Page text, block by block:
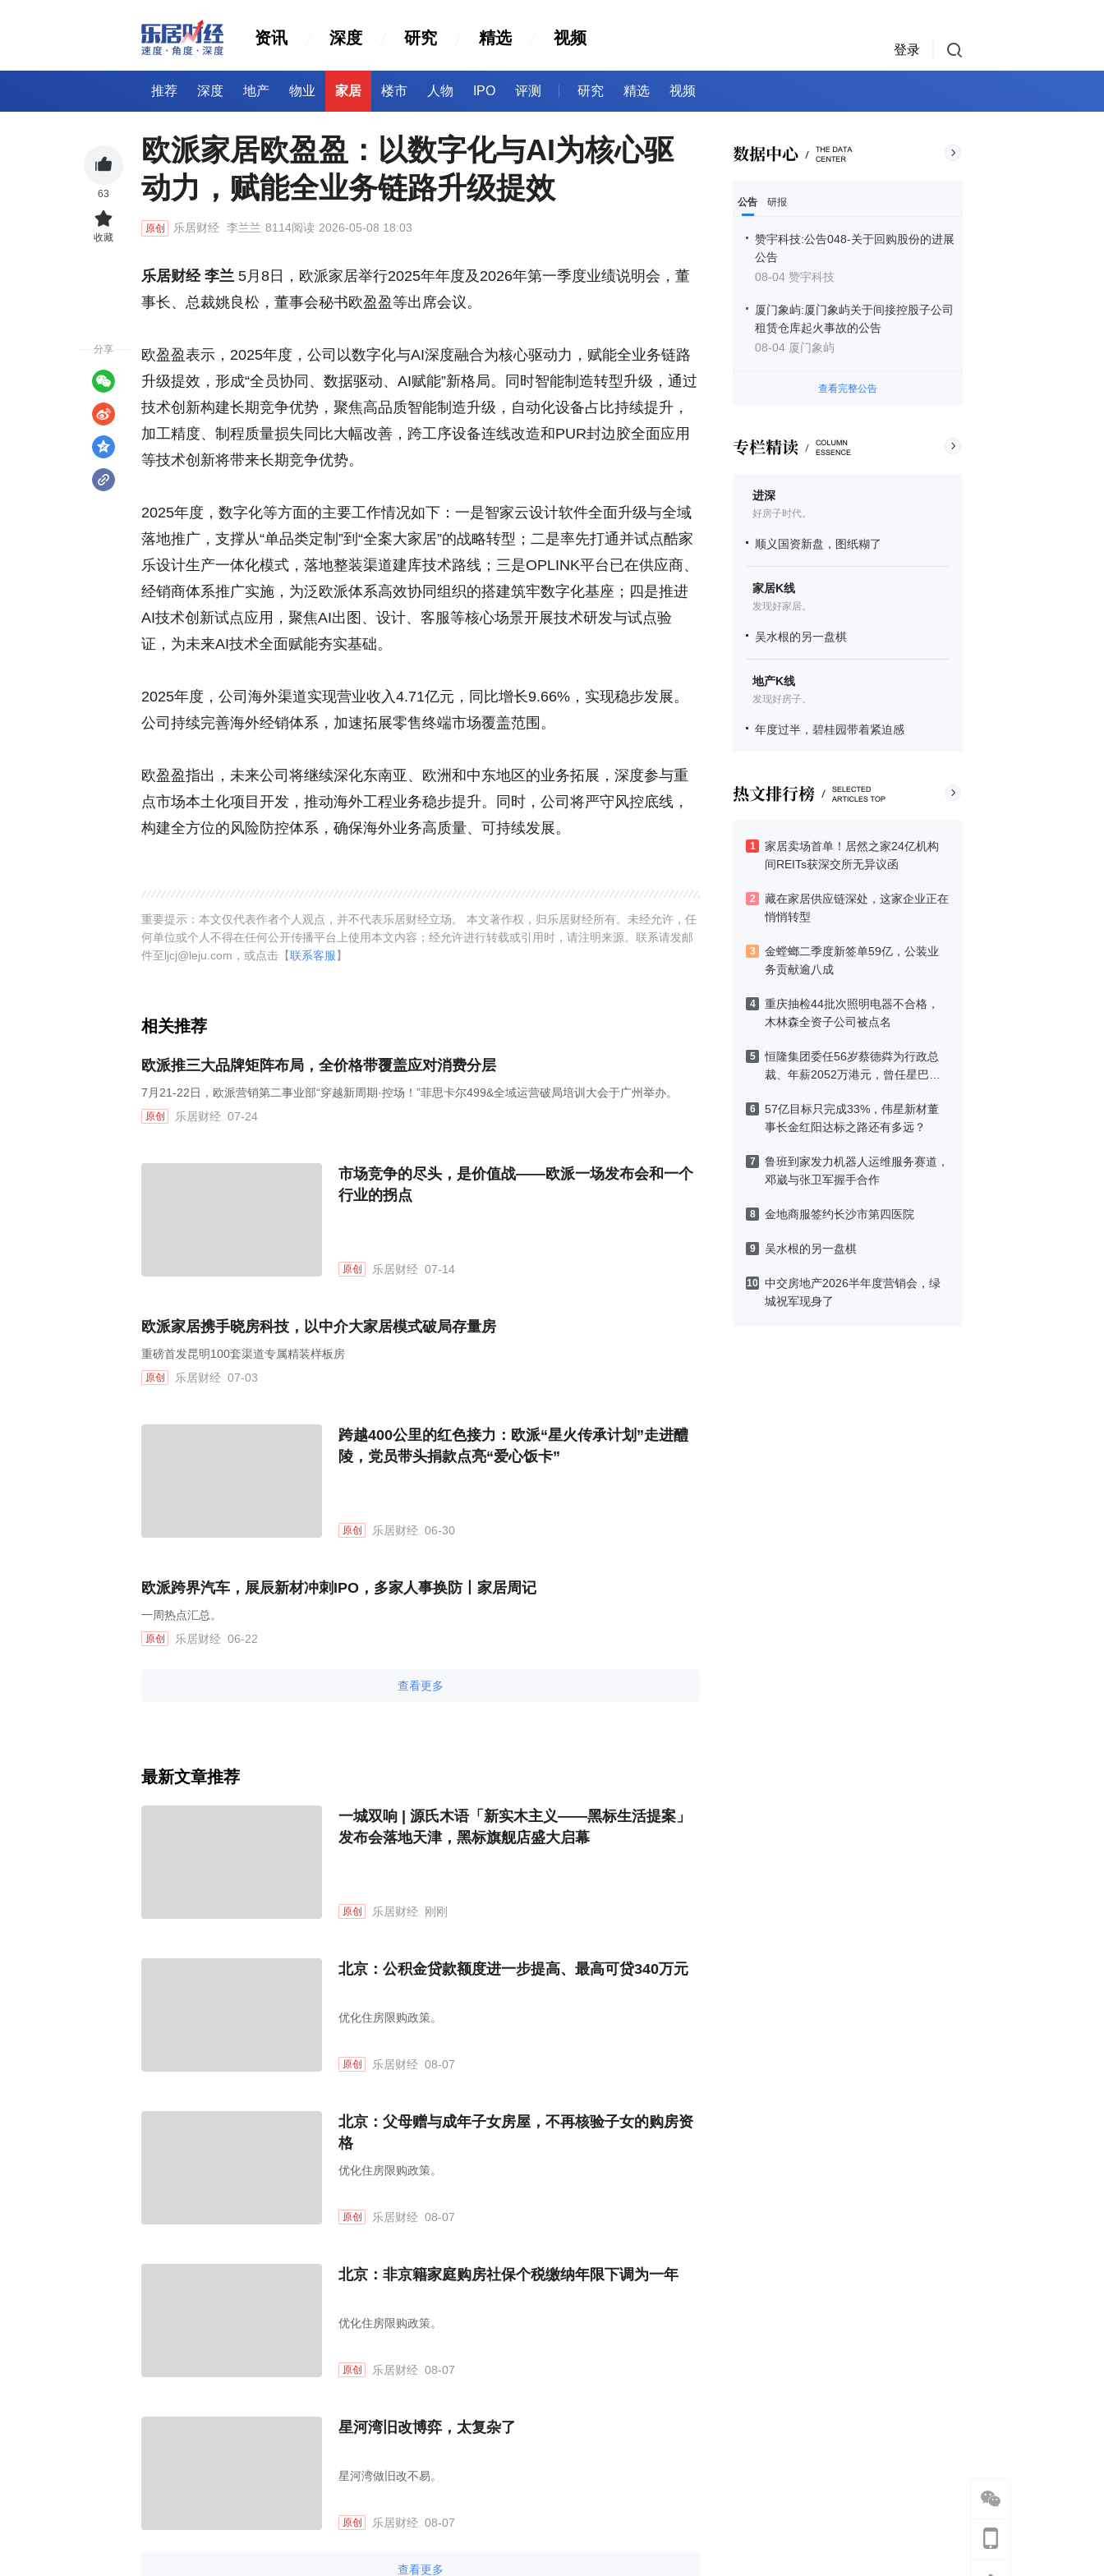
资讯 深度 研究 精选 视频
登录
推荐 深度 地产 物业 家居 楼市 人物 IPO 评测 研究 精选 视频
公告 研报
赞宇科技:公告048-关于回购股份的进展
公告
08-04 赞宇科技
厦门象屿:厦门象屿关于间接控股子公司
租赁仓库起火事故的公告
08-04 厦门象屿
查看完整公告
进深
好房子时代。
顺义国资新盘，图纸糊了
家居K线
发现好家居。
吴水根的另一盘棋
地产K线
发现好房子。
年度过半，碧桂园带着紧迫感
1
家居卖场首单！居然之家24亿机构
间REITs获深交所无异议函
2
藏在家居供应链深处，这家企业正在
悄悄转型
3
金螳螂二季度新签单59亿，公装业
务贡献逾八成
4
重庆抽检44批次照明电器不合格，
木林森全资子公司被点名
5
恒隆集团委任56岁蔡德粦为行政总
裁、年薪2052万港元，曾任星巴克
6
57亿目标只完成33%，伟星新材董
事长金红阳达标之路还有多远？
7
鲁班到家发力机器人运维服务赛道，
邓崴与张卫军握手合作
8 金地商服签约长沙市第四医院
9 吴水根的另一盘棋
10 中交房地产2026半年度营销会，绿
城祝军现身了
欧派家居欧盈盈：以数字化与AI为核心驱
动力，赋能全业务链路升级提效
原创 乐居财经 李兰兰 8114阅读 2026-05-08 18:03
乐居财经 李兰 5月8日，欧派家居举行2025年年度及2026年第一季度业绩说明会，董
事长、总裁姚良松，董事会秘书欧盈盈等出席会议。
欧盈盈表示，2025年度，公司以数字化与AI深度融合为核心驱动力，赋能全业务链路
升级提效，形成“全员协同、数据驱动、AI赋能”新格局。同时智能制造转型升级，通过
技术创新构建长期竞争优势，聚焦高品质智能制造升级，自动化设备占比持续提升，
加工精度、制程质量损失同比大幅改善，跨工序设备连线改造和PUR封边胶全面应用
等技术创新将带来长期竞争优势。
2025年度，数字化等方面的主要工作情况如下：一是智家云设计软件全面升级与全域
落地推广，支撑从“单品类定制”到“全案大家居”的战略转型；二是率先打通并试点酷家
乐设计生产一体化模式，落地整装渠道建库技术路线；三是OPLINK平台已在供应商、
经销商体系推广实施，为泛欧派体系高效协同组织的搭建筑牢数字化基座；四是推进
AI技术创新试点应用，聚焦AI出图、设计、客服等核心场景开展技术研发与试点验
证，为未来AI技术全面赋能夯实基础。
2025年度，公司海外渠道实现营业收入4.71亿元，同比增长9.66%，实现稳步发展。
公司持续完善海外经销体系，加速拓展零售终端市场覆盖范围。
欧盈盈指出，未来公司将继续深化东南亚、欧洲和中东地区的业务拓展，深度参与重
点市场本土化项目开发，推动海外工程业务稳步提升。同时，公司将严守风控底线，
构建全方位的风险防控体系，确保海外业务高质量、可持续发展。
重要提示：本文仅代表作者个人观点，并不代表乐居财经立场。 本文著作权，归乐居财经所有。未经允许，任
何单位或个人不得在任何公开传播平台上使用本文内容；经允许进行转载或引用时，请注明来源。联系请发邮
件至ljcj@leju.com，或点击【联系客服】
相关推荐
欧派推三大品牌矩阵布局，全价格带覆盖应对消费分层
7月21-22日，欧派营销第二事业部“穿越新周期·控场！”菲思卡尔499&全域运营破局培训大会于广州举办。
原创 乐居财经 07-24
市场竞争的尽头，是价值战——欧派一场发布会和一个
行业的拐点
原创 乐居财经 07-14
欧派家居携手晓房科技，以中介大家居模式破局存量房
重磅首发昆明100套渠道专属精装样板房
原创 乐居财经 07-03
跨越400公里的红色接力：欧派“星火传承计划”走进醴
陵，党员带头捐款点亮“爱心饭卡”
原创 乐居财经 06-30
欧派跨界汽车，展辰新材冲刺IPO，多家人事换防丨家居周记
一周热点汇总。
原创 乐居财经 06-22
查看更多
最新文章推荐
一城双响 | 源氏木语「新实木主义——黑标生活提案」
发布会落地天津，黑标旗舰店盛大启幕
原创 乐居财经 刚刚
北京：公积金贷款额度进一步提高、最高可贷340万元
优化住房限购政策。
原创 乐居财经 08-07
北京：父母赠与成年子女房屋，不再核验子女的购房资
格
优化住房限购政策。
原创 乐居财经 08-07
北京：非京籍家庭购房社保个税缴纳年限下调为一年
优化住房限购政策。
原创 乐居财经 08-07
星河湾旧改博弈，太复杂了
星河湾做旧改不易。
原创 乐居财经 08-07
查看更多
63
收藏
分享